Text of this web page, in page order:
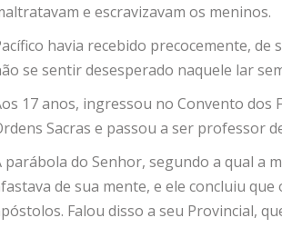
e escravizavam os meninos.
havia recebido precocemente,
se sentir desesperado naquele lar
17 anos, ingressou no Convento dos
Sacras e passou a ser professor
parábola do Senhor, segundo a qual a
de sua mente, e ele concluiu
Falou disso a seu Provincial,